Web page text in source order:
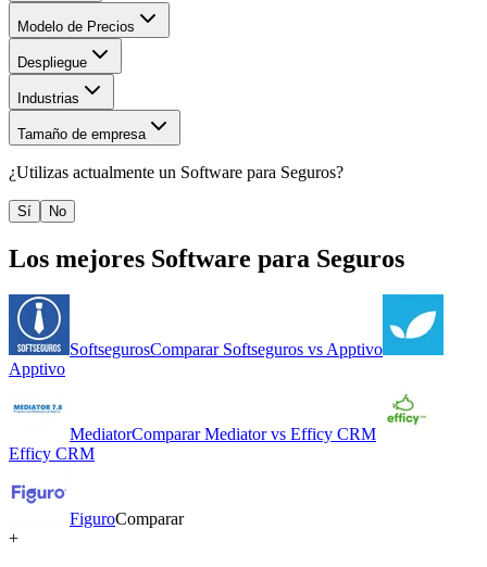
Modelo de Precios
Despliegue
Industrias
Tamaño de empresa
¿Utilizas actualmente un Software para Seguros?
Sí No
Los mejores Software para Seguros
SoftsegurosComparar Softseguros vsApptivo
Apptivo
MediatorComparar Mediatorvs Efficy CRM
Efficy CRM
FiguroComparar
+